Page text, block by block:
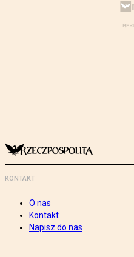
KONTAKT
O nas
Kontakt
Napisz do nas